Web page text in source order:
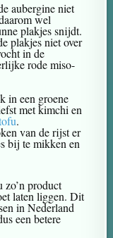
aubergine niet
wel
plakjes snijdt.
plakjes niet over
in de
rode miso-
in een groene
met kimchi en
.
van de rijst er
bij te mikken en
product
laten liggen. Dit
in Nederland
een betere